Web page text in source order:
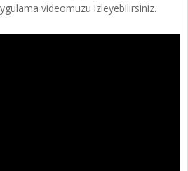
videomuzu izleyebilirsiniz.